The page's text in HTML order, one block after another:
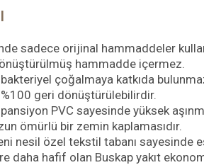
sadece orijinal hammaddeler
hammadde içermez.
çoğalmaya katkıda
geri dönüştürülebilirdir.
PVC sayesinde yüksek
ömürlü bir zemin kaplamasıdır.
nesil özel tekstil tabanı sayesinde
daha hafif olan Buskap yakıt